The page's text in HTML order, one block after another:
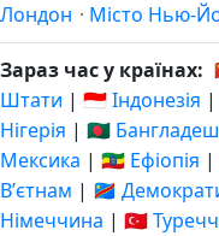
Лондон · Місто Нью-
Зараз час у країнах:
Штати | 🇮🇩 Індонезія |
Нігерія | 🇧🇩 Бангладеш
Мексика | 🇪🇹 Ефіопія |
Вʼєтнам | 🇨🇩
Німеччина | 🇹🇷